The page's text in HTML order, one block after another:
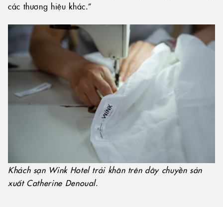
các thương hiệu khác.”
Khách sạn Wink Hotel trải khăn trên dây chuyền sản
xuất Catherine Denoual.